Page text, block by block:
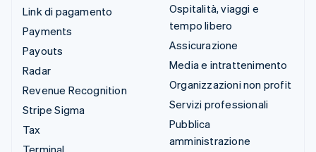
Link di pagamento
Payments
Payouts
Radar
Revenue Recognition
Stripe Sigma
Tax
Terminal
Ospitalità, viaggi e
tempo libero
Assicurazione
Media e intrattenimento
Organizzazioni non profit
Servizi professionali
Pubblica
amministrazione